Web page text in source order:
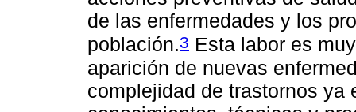
de las enfermedades y los
población.3 Esta labor es
aparición de nuevas
complejidad de trastornos ya